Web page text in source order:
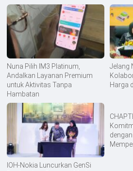
Nuna Pilih IM3 Platinum,
Andalkan Layanan Premium
untuk Aktivitas Tanpa
Hambatan
Jelang
Harga
IOH-Nokia Luncurkan GenSi